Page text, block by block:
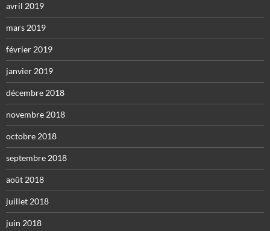
avril 2019
mars 2019
février 2019
janvier 2019
décembre 2018
novembre 2018
octobre 2018
septembre 2018
août 2018
juillet 2018
juin 2018